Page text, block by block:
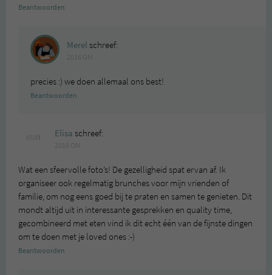
Beantwoorden
Merel schreef:
precies :) we doen allemaal ons best!
Beantwoorden
Elisa schreef:
Wat een sfeervolle foto’s! De gezelligheid spat ervan af. Ik
organiseer ook regelmatig brunches voor mijn vrienden of
familie, om nog eens goed bij te praten en samen te genieten. Dit
mondt altijd uit in interessante gesprekken en quality time,
gecombineerd met eten vind ik dit echt één van de fijnste dingen
om te doen met je loved ones :-)
Beantwoorden